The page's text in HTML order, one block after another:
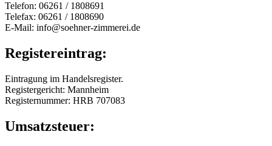
Telefon: 06261 / 1808691
Telefax: 06261 / 1808690
E-Mail: info@soehner-zimmerei.de
Registereintrag:
Eintragung im Handelsregister.
Registergericht: Mannheim
Registernummer: HRB 707083
Umsatzsteuer: